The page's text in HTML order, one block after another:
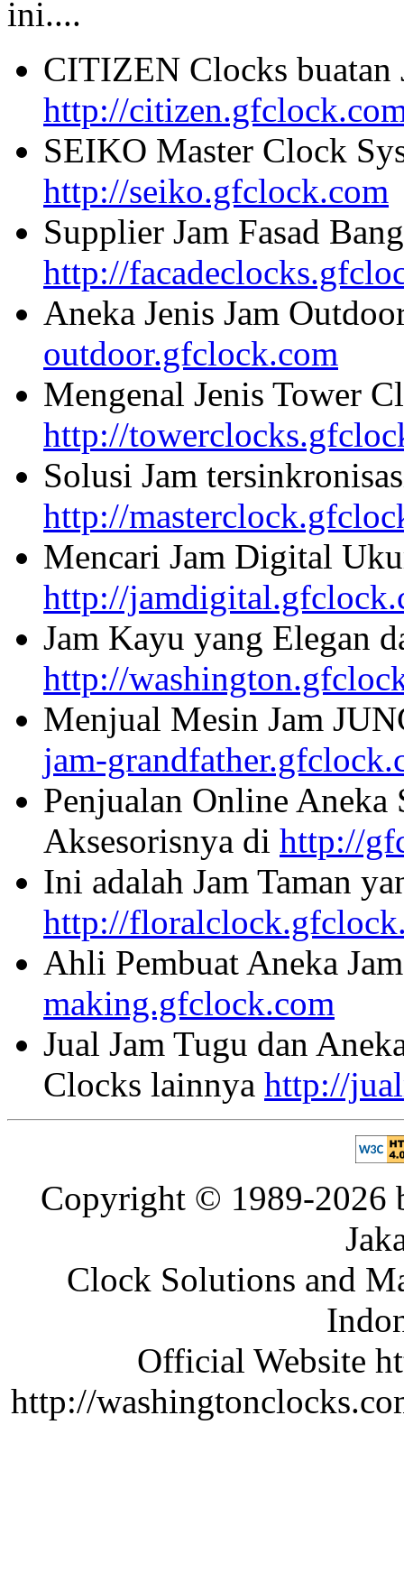
ini....
CITIZEN Clocks buatan
http://
SEIKO Master Clock
http://seiko.gfclock.com
Supplier Jam Fasad
http://
Aneka Jenis Jam
outdoor.gfclock.com
Mengenal Jenis Tower
http://
Solusi Jam
http://
Mencari Jam Digital
http://
Jam Kayu yang Elegan
http://
Menjual Mesin Jam
jam-
Penjualan Online Aneka
Aksesorisnya di http://
Ini adalah Jam Taman
http://
Ahli Pembuat Aneka
making.gfclock.com
Jual Jam Tugu dan
Clocks lainnya http://
Copyright © 1989-2026
Clock Solutions and
Official Website
http://